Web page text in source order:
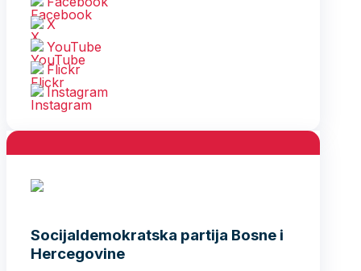
X
YouTube
Flickr
Instagram
Socijaldemokratska partija Bosne i
Hercegovine